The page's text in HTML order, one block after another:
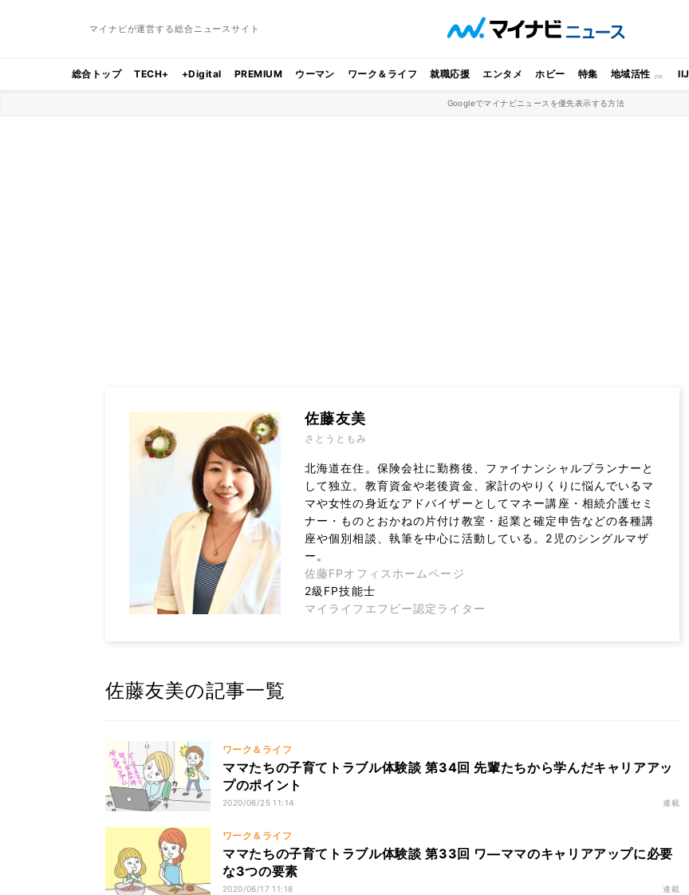
マイナビが運営する総合ニュースサイト
総合トップ TECH+ +Digital PREMIUM ウーマン ワーク＆ライフ 就職応援 エンタメ ホビー 特集 地域活性 IIJ
Googleでマイナビニュースを優先表示する方法
佐藤友美
さとうともみ
北海道在住。保険会社に勤務後、ファイナンシャルプランナーと
して独立。教育資金や老後資金、家計のやりくりに悩んでいるマ
マや女性の身近なアドバイザーとしてマネー講座・相続介護セミ
ナー・ものとおかねの片付け教室・起業と確定申告などの各種講
座や個別相談、執筆を中心に活動している。2児のシングルマザ
ー。
佐藤FPオフィスホームページ
2級FP技能士
マイライフエフピー認定ライター
佐藤友美の記事一覧
ワーク＆ライフ
ママたちの子育てトラブル体験談 第34回 先輩たちから学んだキャリアアッ
プのポイント
2020/06/25 11:14 連載
ワーク＆ライフ
ママたちの子育てトラブル体験談 第33回 ワ―ママのキャリアアップに必要
な3つの要素
2020/06/17 11:18 連載